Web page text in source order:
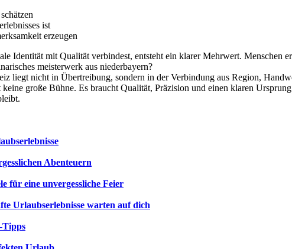
ist
erzeugen
Identität mit Qualität verbindest, entsteht ein klarer Mehrwert. Menschen
meisterwerk aus niederbayern?
liegt nicht in Übertreibung, sondern in der Verbindung aus Region,
große Bühne. Es braucht Qualität, Präzision und einen klaren
Abenteuern
für eine unvergessliche Feier
Urlaubserlebnisse warten auf dich
Tipps